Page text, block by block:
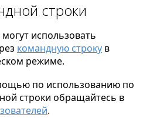
строки
использовать
командную строку в
режиме.
по использованию по
строки обращайтесь в
.